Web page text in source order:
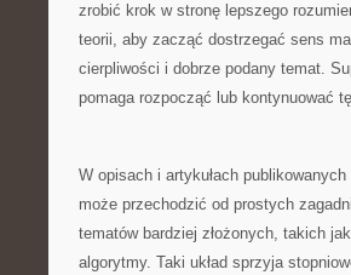
zrobić krok w stronę lepszego
teorii, aby zacząć dostrzegać sens
cierpliwości i dobrze podany temat.
pomaga rozpocząć lub kontynuować
W opisach i artykułach
może przechodzić od prostych
tematów bardziej złożonych, takich
algorytmy. Taki układ sprzyja